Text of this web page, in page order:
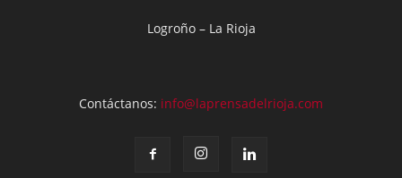
Logroño – La Rioja
Contáctanos: info@laprensadelrioja.com